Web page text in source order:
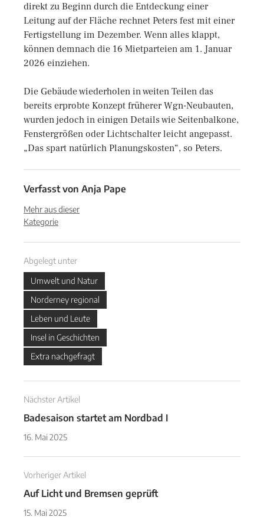
direkt zu Beginn durch die Entdeckung einer
Leitung auf der Fläche rechnet Peters fest mit einer
Fertigstellung im Dezember. Wenn alles klappt,
können demnach die 16 Mietparteien am 1. Januar
2026 einziehen.
Die Gebäude wiederholen in weiten Teilen das
bereits erprobte Konzept früherer Wgn-Neubauten,
wurden jedoch in einigen Details wie Seitenbalkone,
Fenstergrößen oder Lichtschalter leicht angepasst.
„Das spart natürlich Planungskosten“, so Peters.
Verfasst von Anja Pape
Mehr aus dieser
Kategorie
Abgelegt unter
Umwelt und Natur
Norderney regional
Leben und Leute
Insel in Geschichten
Extra nachgefragt
Nächster Artikel
Badesaison startet am Nordbad I
16. Mai 2025
Vorheriger Artikel
Auf Licht und Bremsen geprüft
15. Mai 2025